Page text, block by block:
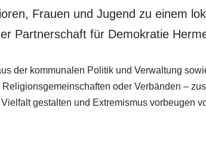
Frauen und Jugend zu einem
Partnerschaft für Demokratie
der kommunalen Politik und Verwaltung
oder Verbänden –
gestalten und Extremismus vorbeugen